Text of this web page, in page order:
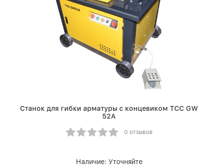
Станок для гибки арматуры с концевиком ТСС GW
52A
0 отзывов
Наличие: Уточняйте